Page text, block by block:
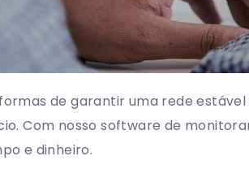
de garantir uma rede
Com nosso software de
e dinheiro.